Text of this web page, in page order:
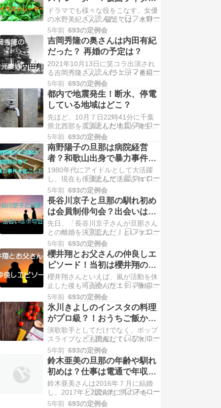
した。 吉岡秀隆さんは主役でも脇役
でも、見事にこなせる俳優さんです
よね。 そんな吉…
の制作にも関係してるってホ
ント？
ドラマでも様々な役をこなす、女優
の水野美紀さん。 最近では、水野美
紀さん自身で脚本・演出を行う舞台
も公開されています。 ベテランの実
力派女優としてたくさんの作品に出
演されていますよね。 今日はそんな
水野美紀さんと出会って３ヶ月で結
婚された旦那さん、どんな方か気に
なりますよね。 イ…
5年前 693の定例会
吉岡秀隆の奥さんは内田有紀
だった？ 再婚の予定は？
2021年10月13日に笑コラ出演され
る吉岡秀隆さん。 バラエティ番組へ
の出演はなんと18年ぶりだそうで
す。 吉岡秀隆さんといえば『Dr.コ
トー診療所』が思い出されるという
方も多いのではないでしょうか。
『Dr.コトー診療所』がテレビドラマ
として放送されていたのは2003年と
20…
5年前 693の定例会
都内で地震発生！断水、停電
している地域はどこ？
先ほど、10月７日22時41分に千葉
県北西部を震源とした地震が発生し
ました。 マグニチュードは5.9！ 結
構大きい揺れでしたね。 都内の墨田
区や、世田谷区、葛飾区、大田区な
どの複数の区では断水や停電が発生
しているようです。 実際に断水、停
電した地域はどこなのか、情報が発
表され次第…
5年前 693の定例会
南野陽子の旦那は病院経営
者？和歌山出身で暴力事件や
金銭トラブルを起こしている
って本当？
1980年代にアイドルとして大活躍
し、現在も俳優として活躍されてい
る南野陽子さん。 南野陽子さんは
2011年に結婚されているのですが、
その旦那さんが実は暴力事件や金銭
トラブルを起こしているようなんで
す。 この南野陽子さんの旦那さんは
和歌山県出身の病院経営者という噂
がありますが、本…
5年前 693の定例会
長谷川京子と旦那の馴れ初め
は会員制俳句会？出会いはい
つで結婚したのは何歳？
先日、「長谷川京子さんが旦那さん
との離婚を決意した。」というニュ
ースがありました。 長谷川京子さん
の旦那さんはポルノグラフィティの
新藤晴一さん。 もうすでに別居生活
を始めており、お子さんは平日と休
日で長谷川京子さんと旦那さんの家
両方で生活しているそう。 女優と人
気歌手のお二人です…
5年前 693の定例会
櫻井翔とお父さんの仲良しエ
ピソード！当初は櫻井翔のジ
ャニーズ入りに反対だった？
櫻井翔さんといえば、嵐が活動を休
止した後も司会やバラエティ番組、
ニュース番組などで活躍されていま
すよね。 学業では、慶應義塾大学経
済学部を卒業されており、頭脳派の
一面も持っています。 そんな櫻井翔
さんのお父さんは元官僚の櫻井俊さ
ん。 今ではさまざまな方面で活躍さ
れており、お父さん…
5年前 693の定例会
氷川きよしのインスタの料理
がプロ級？！おうちご飯から
ケーキまで大公開！
演歌歌手としてだけでなく、ポップ
スライブなども開催している氷川き
よしさん。 少し前にはジェンダーレ
スを告白され、最近ではキーちゃ
ん、kiinaという名前でも活躍されて
いますよね。 そんな氷川きよしさん
のインスタに投稿されている料理が
プロ級だと話題になっているんで
す。 それだけでは…
5年前 693の定例会
鈴木亜美の旦那の年齢や馴れ
初めは？仕事は電通で年収や
顔写真も紹介
鈴木亜美さんは2016年７月に結婚
し、2017年と2020年に男の子を出
産している、二児のお母さんなんで
5年前 693の定例会